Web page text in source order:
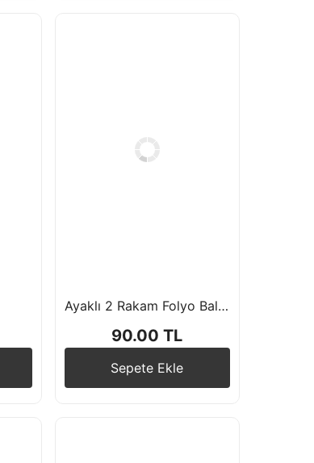
Ayaklı 2 Rakam Folyo Balon 75 cm
90.00 TL
Sepete Ekle